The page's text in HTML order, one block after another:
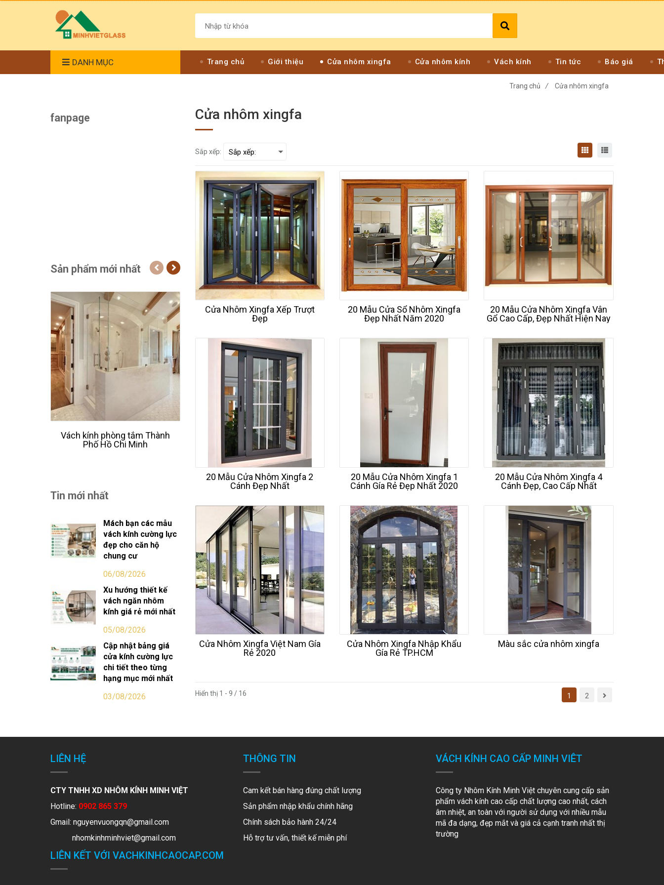
DANH MỤC Trang chủ Giới thiệu Cửa nhôm xingfa Cửa nhôm kính Vách kính Tin tức Báo giá
Trang chủ / Cửa nhôm xingfa
Cửa nhôm xingfa
Sắp xếp:
Cửa Nhôm Xingfa Xếp Trượt
Đẹp
20 Mẫu Cửa Sổ Nhôm Xingfa
Đẹp Nhất Năm 2020
20 Mẫu Cửa Nhôm Xingfa Vân
Gổ Cao Cấp, Đẹp Nhất Hiện Nay
20 Mẫu Cửa Nhôm Xingfa 2
Cánh Đẹp Nhất
20 Mẫu Cửa Nhôm Xingfa 1
Cánh Gía Rẻ Đẹp Nhất 2020
20 Mẫu Cửa Nhôm Xingfa 4
Cánh Đẹp, Cao Cấp Nhất
Cửa Nhôm Xingfa Việt Nam Gía
Rẻ 2020
Cửa Nhôm Xingfa Nhập Khẩu
Gía Rẻ TP.HCM
Màu sắc cửa nhôm xingfa
Hiển thị 1 - 9 / 16 1 2
fanpage
Sản phẩm mới nhất
Vách kính phòng tắm Thành
Phố Hồ Chi Minh
Thiết kế vách kính phòng tắm
đẹp
Vách kính phòng tắm tiện nghi
Tin mới nhất
Mách bạn các mẫu
vách kính cường lực
đẹp cho căn hộ
chung cư
06/08/2026
Xu hướng thiết kế
vách ngăn nhôm
kính giá rẻ mới nhất
05/08/2026
Cập nhật bảng giá
cửa kính cường lực
chi tiết theo từng
hạng mục mới nhất
03/08/2026
LIÊN HỆ
CTY TNHH XD NHÔM KÍNH MINH VIỆT
Hotline: 0902 865 379
Gmail: nguyenvuongqn@gmail.com
nhomkinhminhviet@gmail.com
THÔNG TIN
Cam kết bán hàng đúng chất lượng
Sản phẩm nhập khẩu chính hãng
Chính sách bảo hành 24/24
Hỗ trợ tư vấn, thiết kế miễn phí
VÁCH KÍNH CAO CẤP MINH VIÊT
Công ty Nhôm Kính Minh Việt chuyên cung cấp sản
phẩm vách kính cao cấp chất lượng cao nhất, cách
âm nhiệt, an toàn với người sử dụng với nhiều mẫu
mã đa dạng, đẹp mắt và giá cả cạnh tranh nhất thị
trường
LIÊN KẾT VỚI VACHKINHCAOCAP.COM